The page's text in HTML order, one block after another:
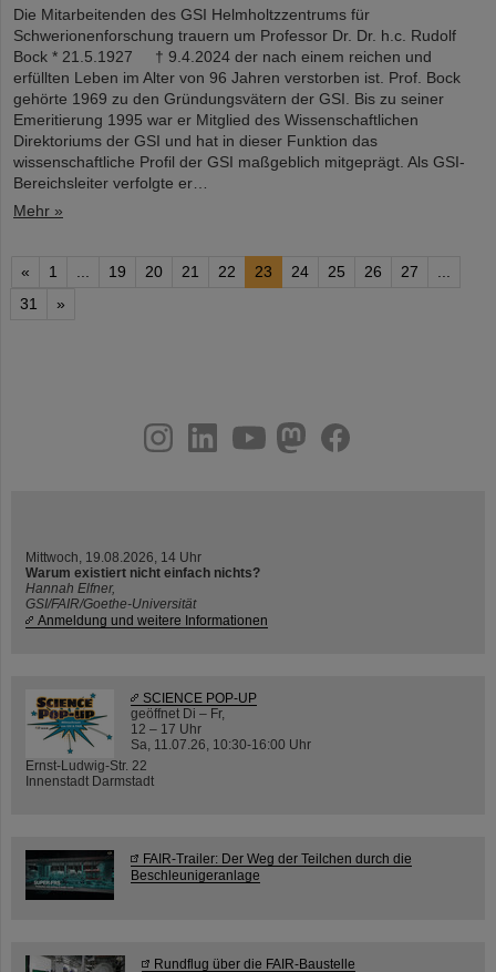
Die Mitarbeitenden des GSI Helmholtzzentrums für
Schwerionenforschung trauern um Professor Dr. Dr. h.c. Rudolf
Bock * 21.5.1927 † 9.4.2024 der nach einem reichen und
erfüllten Leben im Alter von 96 Jahren verstorben ist. Prof. Bock
gehörte 1969 zu den Gründungsvätern der GSI. Bis zu seiner
Emeritierung 1995 war er Mitglied des Wissenschaftlichen
Direktoriums der GSI und hat in dieser Funktion das
wissenschaftliche Profil der GSI maßgeblich mitgeprägt. Als GSI-
Bereichsleiter verfolgte er…
Mehr »
« 1 19 20 21 22 23 24 25 26 27
31
»
youtube
helmholtz.social
facebook
Mittwoch, 19.08.2026, 14 Uhr
Warum existiert nicht einfach nichts?
Hannah Elfner,
GSI/FAIR/Goethe-Universität
Anmeldung und weitere Informationen
SCIENCE POP-UP
geöffnet Di – Fr,
12 – 17 Uhr
Sa, 11.07.26, 10:30-16:00 Uhr
Ernst-Ludwig-Str. 22
Innenstadt Darmstadt
FAIR-Trailer: Der Weg der Teilchen durch die
Beschleunigeranlage
Rundflug über die FAIR-Baustelle